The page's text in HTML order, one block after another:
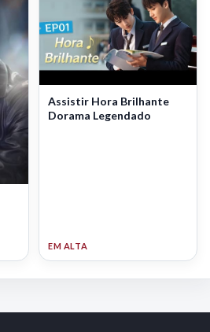
Assistir Hora Brilhante
Dorama Legendado